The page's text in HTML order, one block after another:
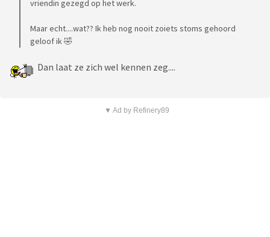
vriendin gezegd op het werk.
Maar echt....wat?? Ik heb nog nooit zoiets stoms gehoord
geloof ik 🤣
Dan laat ze zich wel kennen zeg....
▼ Ad by Refinery89